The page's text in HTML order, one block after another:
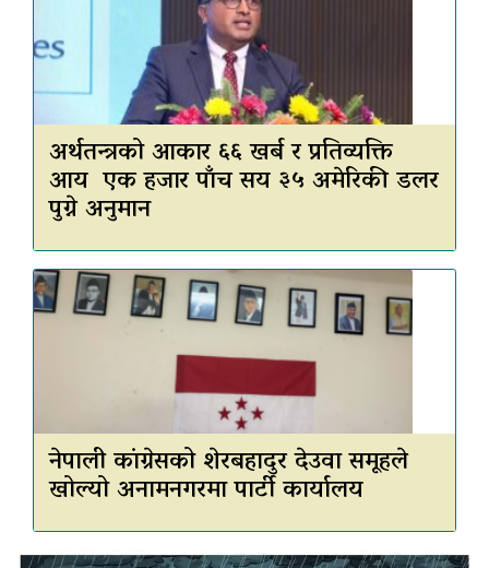
अर्थतन्त्रको आकार ६६ खर्ब र प्रतिव्यक्ति
आय एक हजार पाँच सय ३५ अमेरिकी डलर
पुग्ने अनुमान
नेपाली कांग्रेसको शेरबहादुर देउवा समूहले
खोल्यो अनामनगरमा पार्टी कार्यालय